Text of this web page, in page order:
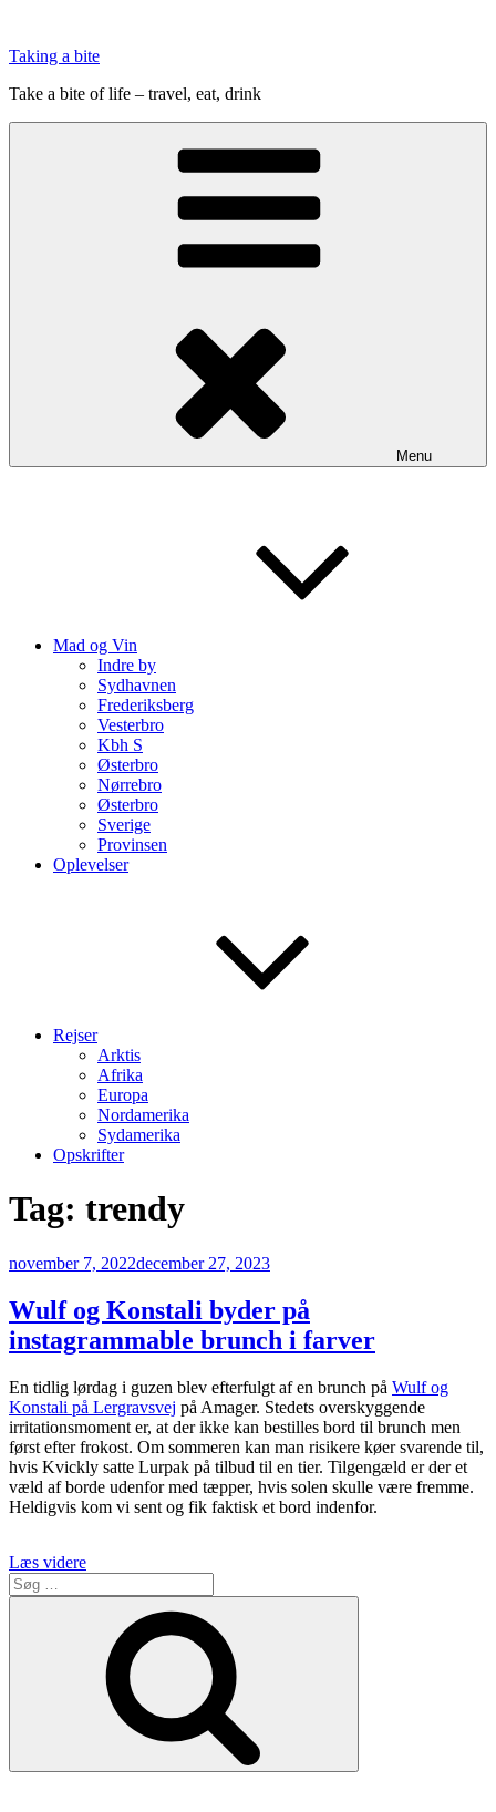
indhold
Taking a bite
Take a bite of life – travel, eat, drink
Menu
Mad og Vin
Indre by
Sydhavnen
Frederiksberg
Vesterbro
Kbh S
Østerbro
Nørrebro
Østerbro
Sverige
Provinsen
Oplevelser
Rejser
Arktis
Afrika
Europa
Nordamerika
Sydamerika
Opskrifter
Tag: trendy
Udgivet
november 7, 2022december 27, 2023
Wulf og Konstali byder på
instagrammable brunch i farver
En tidlig lørdag i guzen blev efterfulgt af en brunch på Wulf og
Konstali på Lergravsvej på Amager. Stedets overskyggende
irritationsmoment er, at der ikke kan bestilles bord til brunch men
først efter frokost. Om sommeren kan man risikere køer svarende til,
hvis Kvickly satte Lurpak på tilbud til en tier. Tilgengæld er der et
væld af borde udenfor med tæpper, hvis solen skulle være fremme.
Heldigvis kom vi sent og fik faktisk et bord indenfor.
Læs videre“Wulf
Konstali
instagrammable
brunch
farver”
Søg
efter: